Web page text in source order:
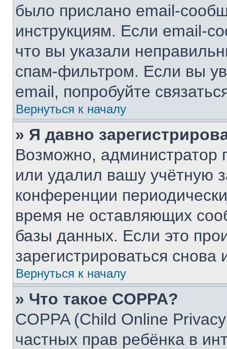
было прислано email-
инструкциям. Если email-
что вы указали
спам-фильтром. Если вы
email, попробуйте
Вернуться к началу
» Я давно
Возможно, администратор
или удалил вашу учётную
конференции
время не оставляющих
базы данных. Если это
зарегистрироваться снова
Вернуться к началу
» Что такое COPPA?
COPPA (Child Online
частных прав ребёнка в